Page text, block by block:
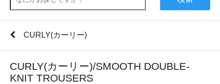
CURLY(カーリー)
CURLY(カーリー)/SMOOTH DOUBLE-
KNIT TROUSERS